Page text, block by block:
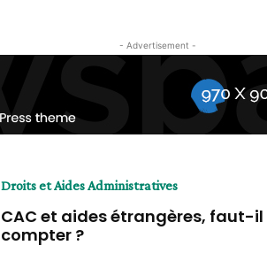
- Advertisement -
Droits et Aides Administratives
CAC et aides étrangères, faut-il
compter ?